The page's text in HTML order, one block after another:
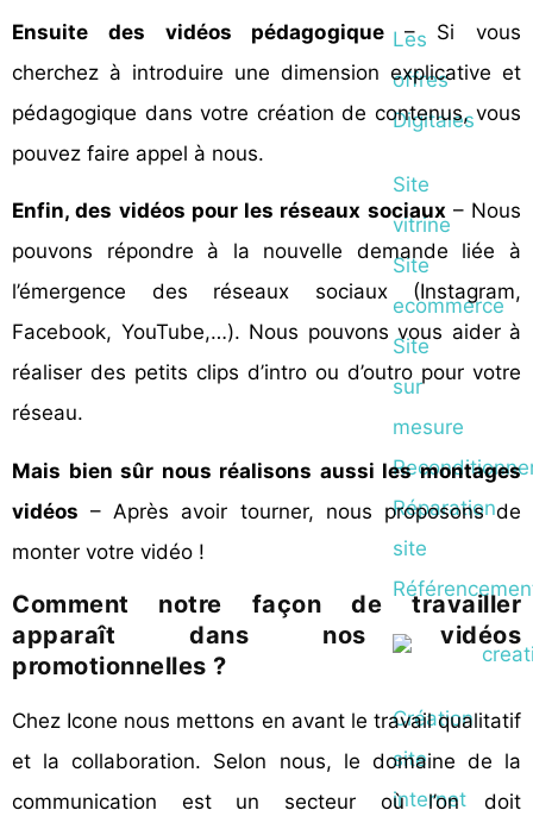
Les
offres
Digitales
Site
vitrine
Site
ecommerce
Site
sur
mesure
Réparation
site
Création
site
internet
Ensuite des vidéos pédagogique– Si vous
cherchez à introduire une dimension explicative et
pédagogique dans votre création de contenus, vous
pouvez faire appel à nous.
Enfin, des vidéos pour les réseaux sociaux – Nous
pouvons répondre à la nouvelle demande liée à
l’émergence des réseaux sociaux (Instagram,
Facebook, YouTube,…). Nous pouvons vous aider à
réaliser des petits clips d’intro ou d’outro pour votre
réseau.
Mais bien sûr nous réalisons aussi les montages
vidéos – Après avoir tourner, nous proposons de
monter votre vidéo !
Comment notre façon de travailler
apparaît dans nos vidéos
promotionnelles ?
Chez Icone nous mettons en avant le travail qualitatif
et la collaboration. Selon nous, le domaine de la
communication est un secteur où l’on doit